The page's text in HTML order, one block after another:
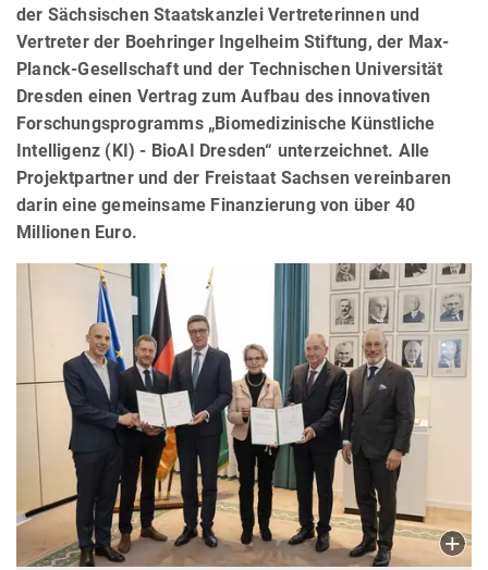
der Sächsischen Staatskanzlei Vertreterinnen und
Vertreter der Boehringer Ingelheim Stiftung, der Max-
Planck-Gesellschaft und der Technischen Universität
Dresden einen Vertrag zum Aufbau des innovativen
Forschungsprogramms „Biomedizinische Künstliche
Intelligenz (KI) - BioAI Dresden“ unterzeichnet. Alle
Projektpartner und der Freistaat Sachsen vereinbaren
darin eine gemeinsame Finanzierung von über 40
Millionen Euro.